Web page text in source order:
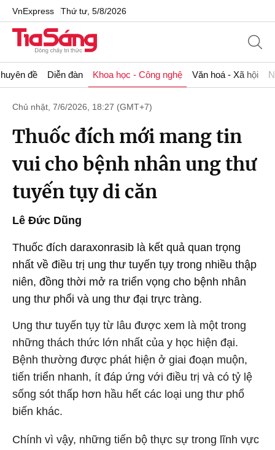
VnExpress Thứ tư, 5/8/2026
đề Diễn đàn Khoa học - Công nghệ Văn hoá - Xã hội
Chủ nhật, 7/6/2026, 18:27 (GMT+7)
Thuốc đích mới mang tin
vui cho bệnh nhân ung thư
tuyến tụy di căn
Lê Đức Dũng
Thuốc đích daraxonrasib là kết quả quan trọng
nhất về điều trị ung thư tuyến tụy trong nhiều thập
niên, đồng thời mở ra triển vọng cho bệnh nhân
ung thư phổi và ung thư đại trực tràng.
Ung thư tuyến tụy từ lâu được xem là một trong
những thách thức lớn nhất của y học hiện đại.
Bệnh thường được phát hiện ở giai đoạn muộn,
tiến triển nhanh, ít đáp ứng với điều trị và có tỷ lệ
sống sót thấp hơn hầu hết các loại ung thư phổ
biến khác.
Chính vì vậy, những tiến bộ thực sự trong lĩnh vực